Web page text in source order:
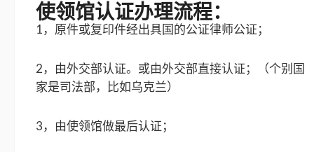
使领馆认证办理流程：
1，原件或复印件经出具国的公证律师公证；
2，由外交部认证。或由外交部直接认证；（个别国
家是司法部，比如乌克兰）
3，由使领馆做最后认证；